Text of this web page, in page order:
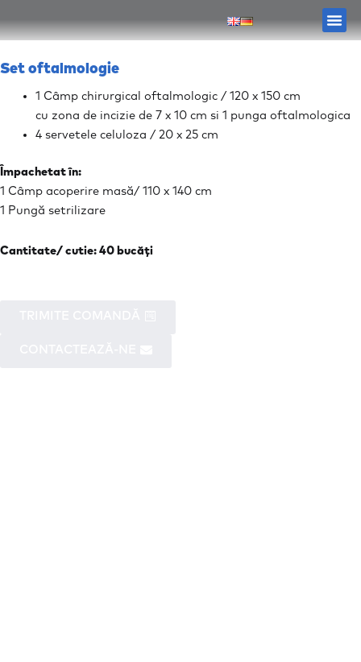
to
Set oftalmologie
1 Câmp chirurgical oftalmologic / 120 x 150 cm
cu zona de incizie de 7 x 10 cm si 1 punga oftalmologica
4 servetele celuloza / 20 x 25 cm
Împachetat în:
1 Câmp acoperire masă/ 110 x 140 cm
1 Pungă setrilizare
Cantitate/ cutie: 40 bucăți